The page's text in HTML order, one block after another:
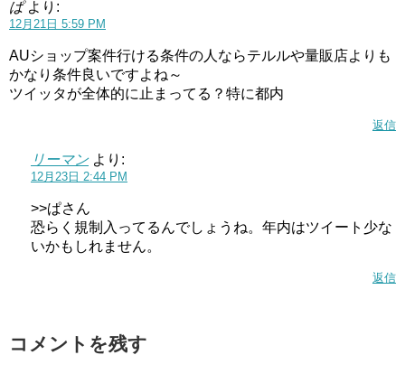
ぱ より:
12月21日 5:59 PM
AUショップ案件行ける条件の人ならテルルや量販店よりも
かなり条件良いですよね～
ツイッタが全体的に止まってる？特に都内
返信
リーマン より:
12月23日 2:44 PM
>>ぱさん
恐らく規制入ってるんでしょうね。年内はツイート少な
いかもしれません。
返信
コメントを残す